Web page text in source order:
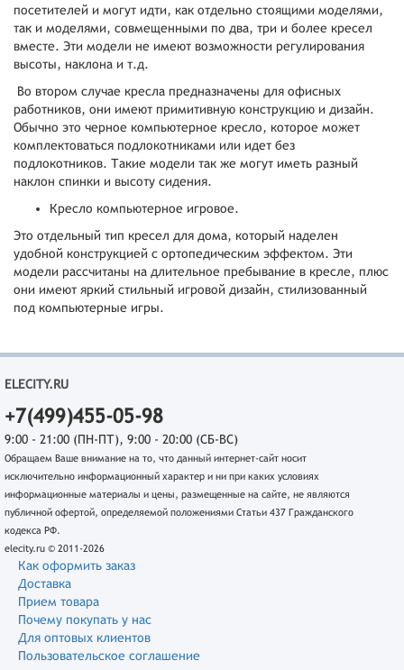
посетителей и могут идти, как отдельно стоящими моделями,
так и моделями, совмещенными по два, три и более кресел
вместе. Эти модели не имеют возможности регулирования
высоты, наклона и т.д.
Во втором случае кресла предназначены для офисных
работников, они имеют примитивную конструкцию и дизайн.
Обычно это черное компьютерное кресло, которое может
комплектоваться подлокотниками или идет без
подлокотников. Такие модели так же могут иметь разный
наклон спинки и высоту сидения.
Кресло компьютерное игровое.
Это отдельный тип кресел для дома, который наделен
удобной конструкцией с ортопедическим эффектом. Эти
модели рассчитаны на длительное пребывание в кресле, плюс
они имеют яркий стильный игровой дизайн, стилизованный
под компьютерные игры.
ELECITY.RU
+7(499)455-05-98
9:00 - 21:00 (ПН-ПТ), 9:00 - 20:00 (СБ-ВС)
Обращаем Ваше внимание на то, что данный интернет-сайт носит
исключительно информационный характер и ни при каких условиях
информационные материалы и цены, размещенные на сайте, не являются
публичной офертой, определяемой положениями Статьи 437 Гражданского
кодекса РФ.
elecity.ru © 2011-2026
Как оформить заказ
Доставка
Прием товара
Почему покупать у нас
Для оптовых клиентов
Пользовательское соглашение